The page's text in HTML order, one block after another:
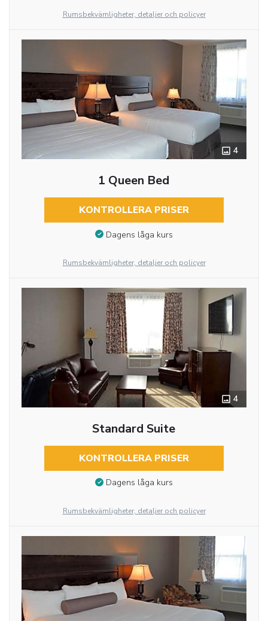
Rumsbekvämligheter, detaljer och policyer
4
1 Queen Bed
KONTROLLERA PRISER
Dagens låga kurs
Rumsbekvämligheter, detaljer och policyer
4
Standard Suite
KONTROLLERA PRISER
Dagens låga kurs
Rumsbekvämligheter, detaljer och policyer